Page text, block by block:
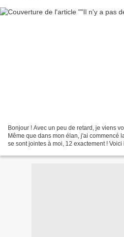
Bonjour ! Avec un peu de retard, je viens
Même que dans mon élan, j'ai commencé
se sont jointes à moi, 12 exactement ! Voici